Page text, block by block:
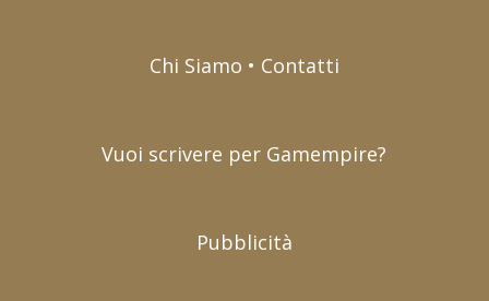
Chi Siamo • Contatti
Vuoi scrivere per Gamempire?
Pubblicità